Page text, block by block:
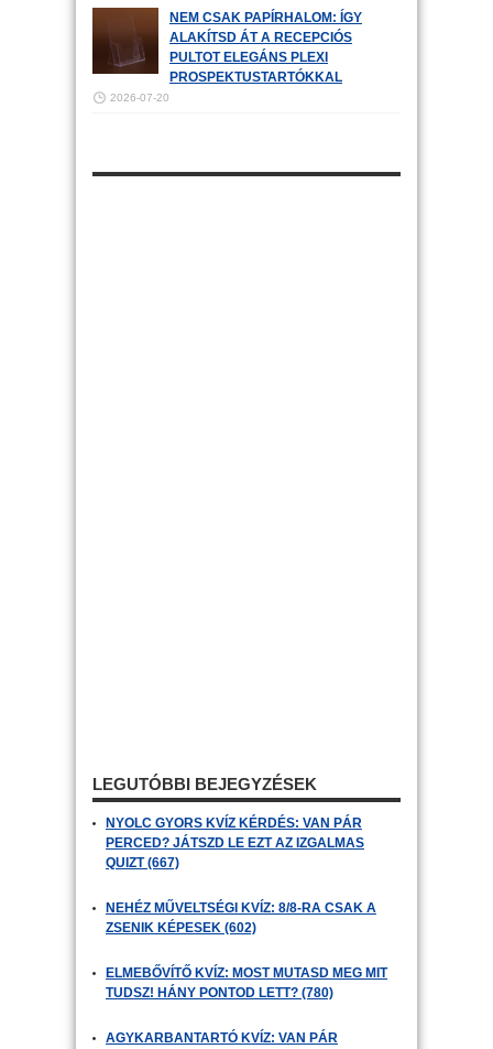
NEM CSAK PAPÍRHALOM: ÍGY
ALAKÍTSD ÁT A RECEPCIÓS
PULTOT ELEGÁNS PLEXI
PROSPEKTUSTARTÓKKAL
2026-07-20
LEGUTÓBBI BEJEGYZÉSEK
NYOLC GYORS KVÍZ KÉRDÉS: VAN PÁR
PERCED? JÁTSZD LE EZT AZ IZGALMAS
QUIZT (667)
NEHÉZ MŰVELTSÉGI KVÍZ: 8/8-RA CSAK A
ZSENIK KÉPESEK (602)
ELMEBŐVÍTŐ KVÍZ: MOST MUTASD MEG MIT
TUDSZ! HÁNY PONTOD LETT? (780)
AGYKARBANTARTÓ KVÍZ: VAN PÁR